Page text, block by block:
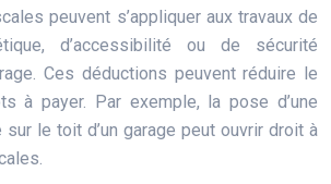
peuvent s’appliquer aux travaux de
d’accessibilité ou de sécurité
Ces déductions peuvent réduire le
à payer. Par exemple, la pose d’une
le toit d’un garage peut ouvrir droit à